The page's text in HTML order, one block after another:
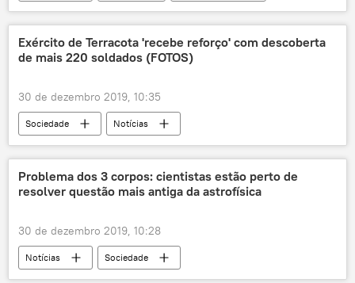
caça
EUA Rússia
Exército de Terracota 'recebe reforço' com descoberta
de mais 220 soldados (FOTOS)
30 de dezembro 2019, 10:35
Sociedade
Notícias
Guerreiros de Terracota
China
arqueólogos
descoberta
Ciência e Tecnologia
Problema dos 3 corpos: сientistas estão perto de
resolver questão mais antiga da astrofísica
30 de dezembro 2019, 10:28
Notícias
Sociedade